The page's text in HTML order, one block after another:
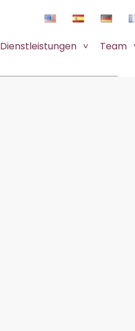
Dienstleistungen Team